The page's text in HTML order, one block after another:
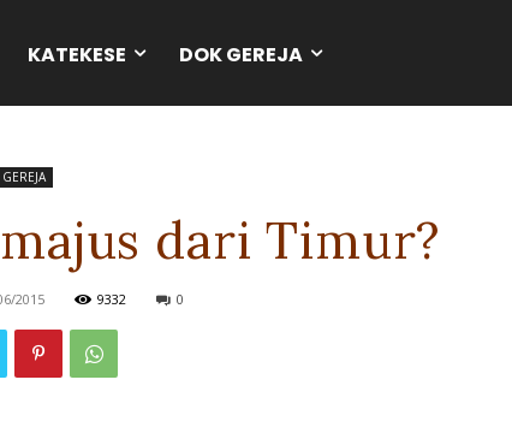
KATEKESE DOK GEREJA
dari Timur?
2015 9332 0